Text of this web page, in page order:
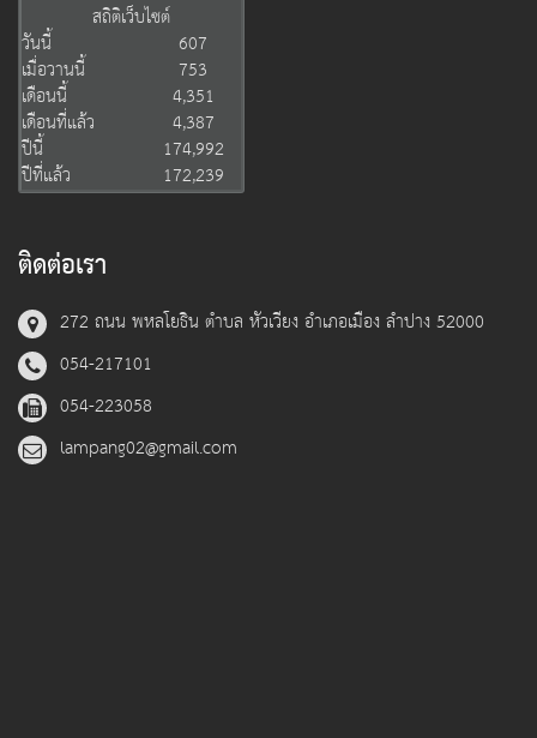
สถิติเว็บไซต์
วันนี้
607
เมื่อวานนี้
753
เดือนนี้
4,351
เดือนที่แล้ว
4,387
ปีนี้
174,992
ปีที่แล้ว
172,239
ติดต่อเรา
272 ถนน พหลโยธิน ตำบล หัวเวียง อำเภอเมือง ลำปาง 52000
054-217101
054-223058
lampang02@gmail.com